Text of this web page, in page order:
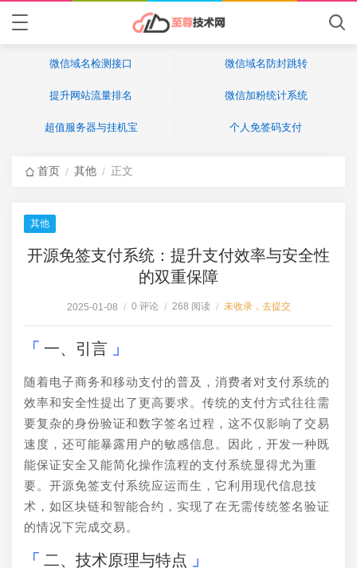
微信域名检测接口 微信域名防封跳转
提升网站流量排名 微信加粉统计系统
超值服务器与挂机宝 个人免签码支付
首页 / 其他 / 正文
其他
开源免签支付系统：提升支付效率与安全性
的双重保障
2025-01-08 / 0 评论 / 268 阅读 / 未收录，去提交
一、引言
随着电子商务和移动支付的普及，消费者对支付系统的
效率和安全性提出了更高要求。传统的支付方式往往需
要复杂的身份验证和数字签名过程，这不仅影响了交易
速度，还可能暴露用户的敏感信息。因此，开发一种既
能保证安全又能简化操作流程的支付系统显得尤为重
要。开源免签支付系统应运而生，它利用现代信息技
术，如区块链和智能合约，实现了在无需传统签名验证
的情况下完成交易。
二、技术原理与特点